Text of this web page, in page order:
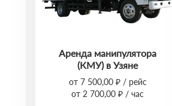
Аренда манипулятора
(КМУ) в Узяне
от 7 500,00 ₽ / рейс
от 2 700,00 ₽ / час